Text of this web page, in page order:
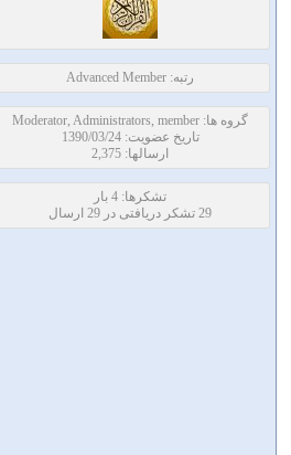
رتبه: Advanced Member
گروه ها: Moderator, Administrators, member
تاریخ عضویت: 1390/03/24
ارسالها: 2,375
تشکرها: 4 بار
29 تشکر دریافتی در 29 ارسال